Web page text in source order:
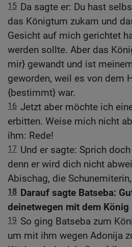
15 Da sagte er: Du hast
das Königtum zukam und
Gesicht auf mich gerichtet
werden sollte. Aber das
mir} gewandt und ist
geworden, weil es von dem
{bestimmt} war.
16 Jetzt aber möchte ich
erbitten. Weise mich nicht
ihm: Rede!
17 Und er sagte: Sprich
denn er wird dich nicht
Abischag, die
18 Darauf sagte Batseba:
deinetwegen mit dem König
19 So ging Batseba zum
um mit ihm wegen Adonija